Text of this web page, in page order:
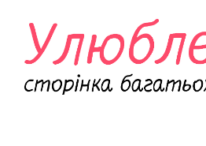
контенту